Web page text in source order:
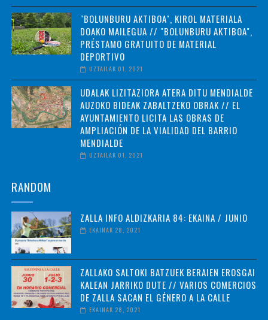
"BOLUNBURU AKTIBOA", KIROL MATERIALA
DOAKO MAILEGUA // "BOLUNBURU AKTIBOA",
PRÉSTAMO GRATUITO DE MATERIAL
DEPORTIVO
UZTAILAK 01, 2021
UDALAK LIZITAZIORA ATERA DITU MENDIALDE
AUZOKO BIDEAK ZABALTZEKO OBRAK // EL
AYUNTAMIENTO LICITA LAS OBRAS DE
AMPLIACIÓN DE LA VIALIDAD DEL BARRIO
MENDIALDE
UZTAILAK 01, 2021
RANDOM
ZALLA INFO ALDIZKARIA 84: EKAINA / JUNIO
EKAINAK 28, 2021
ZALLAKO SALTOKI BATZUEK BERAIEN EROSGAI
KALEAN JARRIKO DUTE // VARIOS COMERCIOS
DE ZALLA SACAN EL GÉNERO A LA CALLE
EKAINAK 28, 2021